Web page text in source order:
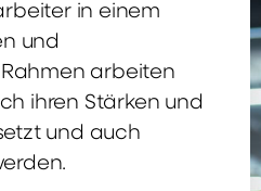
in einem
und
arbeiten
ihren Stärken und
und auch